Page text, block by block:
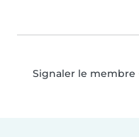
Signaler le membre